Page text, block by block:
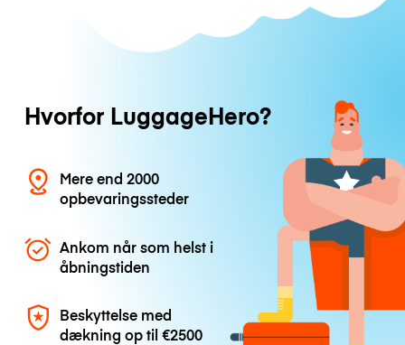
Hvorfor LuggageHero?
Mere end 2000
opbevaringssteder
Ankom når som helst i
åbningstiden
Beskyttelse med
dækning op til€2500